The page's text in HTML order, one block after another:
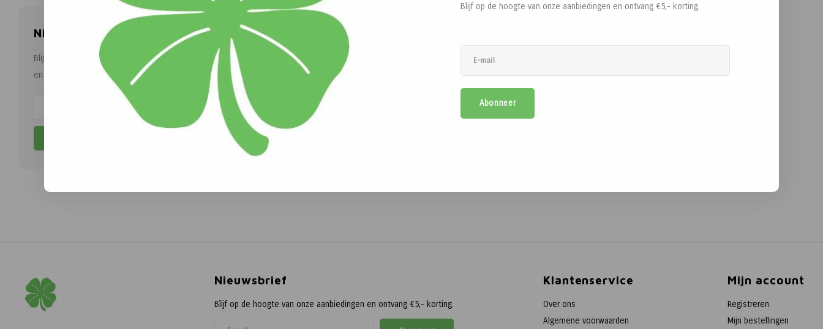
Blijf op de hoogte van onze aanbiedingen en ontvang €5,- korting.
Abonneer
Nieuwsbrief
Blijf op de hoogte van onze aanbiedingen
en ontvang €5,- korting.
Nieuwsbrief
Blijf op de hoogte van onze aanbiedingen en ontvang €5,- korting.
Klantenservice
Over ons
Algemene voorwaarden
Mijn account
Registreren
Mijn bestellingen